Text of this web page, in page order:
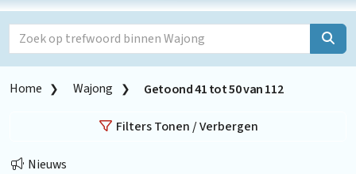
Home Wajong Getoond41tot50van112
Filters Tonen / Verbergen
Nieuws